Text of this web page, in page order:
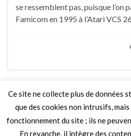
se ressemblent pas, puisque l’on
Famicom en 1995 à l’Atari VCS
LIRE PLUS
Ce site ne collecte plus de données
que des cookies non intrusifs,
fonctionnement du site ; ils ne
En revanche, il intègre des